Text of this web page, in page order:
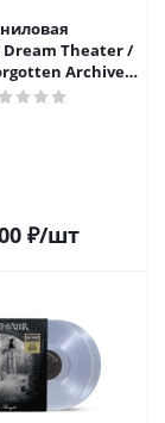
Dream Theater /
Archives
of Puppets -
₽/шт